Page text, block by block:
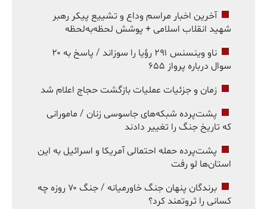
آخرین اخبار مراسم وداع و تشییع پیکر رهبر
شهید انقلاب اسلامی + پوشش لحظه‌به‌لحظه
ناو وینسنس ۲۹۱ رؤیا را سوزاند / پاسخ به ۲۰
سوال درباره پرواز ۶۵۵
زمان و جزئیات عملیات بازگشت حجاج اعلام شد
پشت‌پرده شبکه‌های جاسوسی زنان / مامورانی
که تاریخ جنگ را تغییر دادند
پشت‌پرده حمله احتمالی آمریکا و اسرائیل به این
استان‌ها لو رفت
برندگان پنهان جنگ خاورمیانه / جنگ ۷۰ روزه چه
کسانی را ثروتمند کرد؟